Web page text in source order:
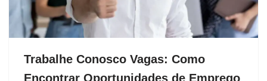
Trabalhe Conosco Vagas: Como
Encontrar Oportunidades de Emprego